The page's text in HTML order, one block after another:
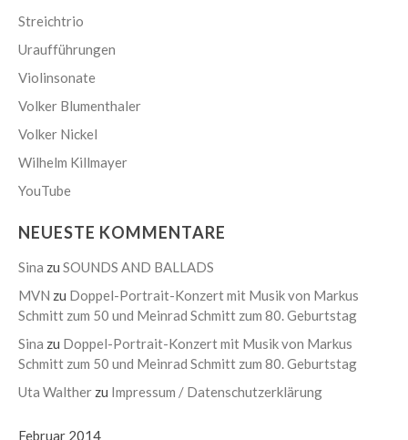
Streichtrio
Uraufführungen
Violinsonate
Volker Blumenthaler
Volker Nickel
Wilhelm Killmayer
YouTube
NEUESTE KOMMENTARE
Sina zu SOUNDS AND BALLADS
MVN zu Doppel-Portrait-Konzert mit Musik von Markus
Schmitt zum 50 und Meinrad Schmitt zum 80. Geburtstag
Sina zu Doppel-Portrait-Konzert mit Musik von Markus
Schmitt zum 50 und Meinrad Schmitt zum 80. Geburtstag
Uta Walther zu Impressum / Datenschutzerklärung
Februar 2014